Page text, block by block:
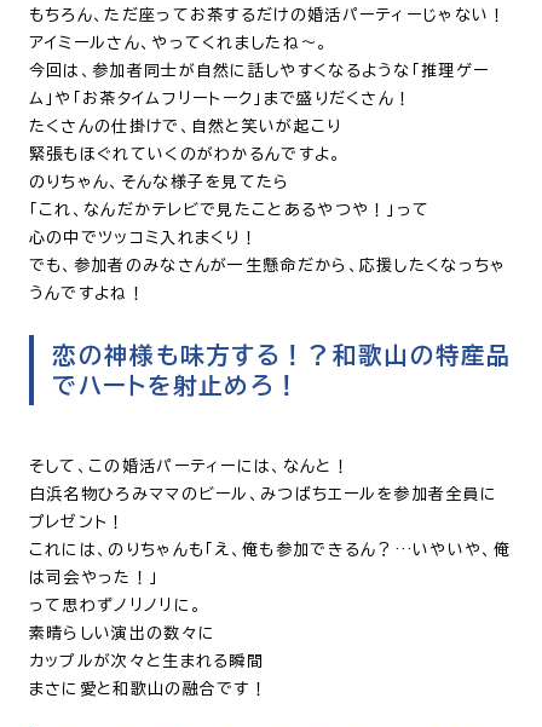
もちろん、ただ座ってお茶するだけの婚活パーティーじゃない！
アイミールさん、やってくれましたね～。
今回は、参加者同士が自然に話しやすくなるような「推理ゲー
ム」や「お茶タイムフリートーク」まで盛りだくさん！
たくさんの仕掛けで、自然と笑いが起こり
緊張もほぐれていくのがわかるんですよ。
のりちゃん、そんな様子を見てたら
「これ、なんだかテレビで見たことあるやつや！」って
心の中でツッコミ入れまくり！
でも、参加者のみなさんが一生懸命だから、応援したくなっちゃ
うんですよね！
恋の神様も味方する！？和歌山の特産品
でハートを射止めろ！
そして、この婚活パーティーには、なんと！
白浜名物ひろみママのビール、みつばちエールを参加者全員に
プレゼント！
これには、のりちゃんも「え、俺も参加できるん？…いやいや、俺
は司会やった！」
って思わずノリノリに。
素晴らしい演出の数々に
カップルが次々と生まれる瞬間
まさに愛と和歌山の融合です！